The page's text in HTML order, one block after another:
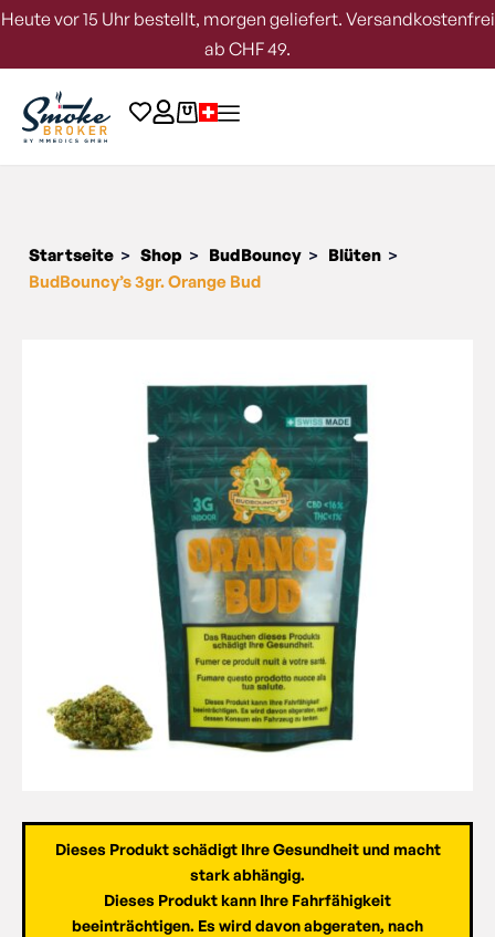
Heute vor 15 Uhr bestellt, morgen geliefert. Versandkostenfrei
ab CHF 49.
Startseite > Shop > BudBouncy > Blüten >
BudBouncy’s 3gr. Orange Bud
Dieses Produkt schädigt Ihre Gesundheit und macht
stark abhängig.
Dieses Produkt kann Ihre Fahrfähigkeit
beeinträchtigen. Es wird davon abgeraten, nach